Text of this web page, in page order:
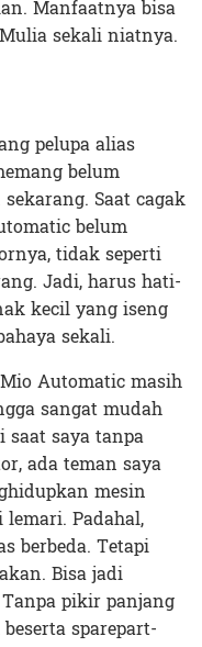
Manfaatnya bisa
sekali niatnya.
pelupa alias
belum
Saat cagak
belum
tidak seperti
Jadi, harus hati-
kecil yang iseng
sekali.
Automatic masih
sangat mudah
saat saya tanpa
ada teman saya
mesin
Padahal,
berbeda. Tetapi
Bisa jadi
pikir panjang
sparepart-